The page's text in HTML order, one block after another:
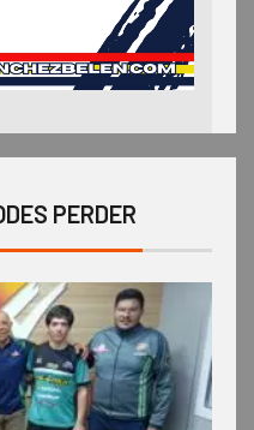
PERDER